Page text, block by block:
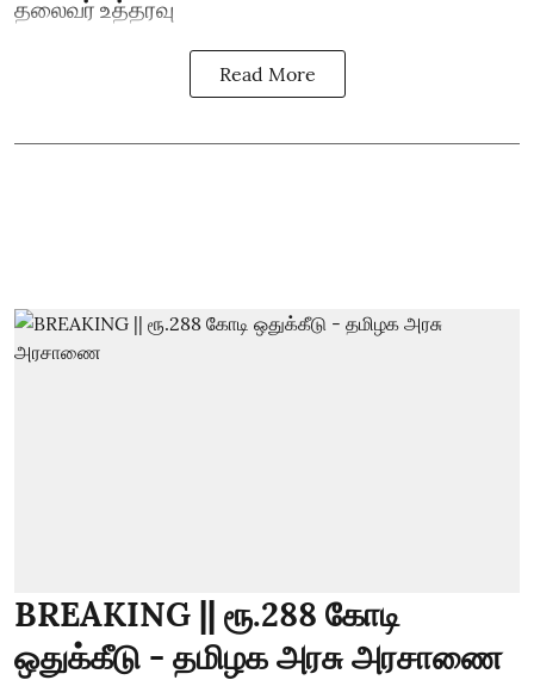
தலைவர் உத்தரவு
Read More
BREAKING || ரூ.288 கோடி
ஒதுக்கீடு - தமிழக அரசு அரசாணை